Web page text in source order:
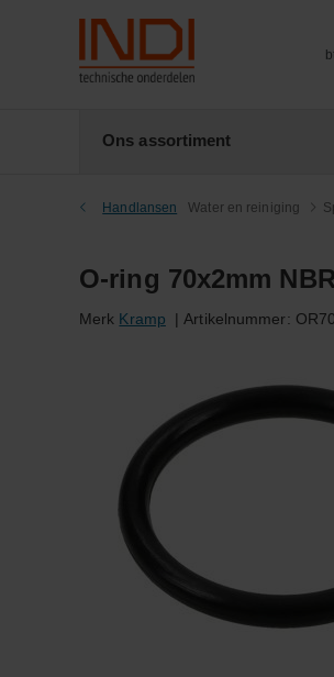
Ons assortiment
Handlansen Water en reiniging
O-ring 70x2mm
Merk Kramp | Artikelnummer: